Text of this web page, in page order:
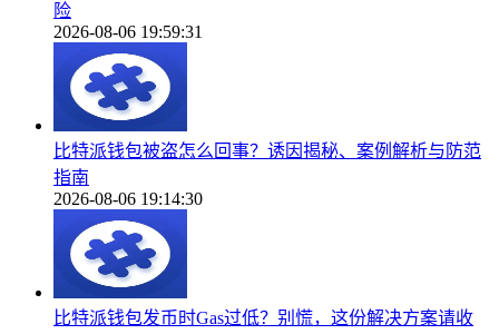
险
2026-08-06 19:59:31
比特派钱包被盗怎么回事？诱因揭秘、案例解析与防范
指南
2026-08-06 19:14:30
比特派钱包发币时Gas过低？别慌，这份解决方案请收